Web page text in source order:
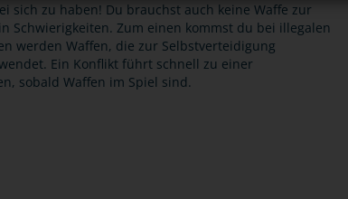
sich zu haben! Du brauchst auch keine Waffe zur
Schwierigkeiten. Zum einen kommst du bei illegalen
werden Waffen, die zur Selbstverteidigung
Ein Konflikt führt schnell zu einer
sobald Waffen im Spiel sind.